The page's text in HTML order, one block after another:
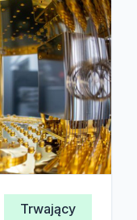
Trwający